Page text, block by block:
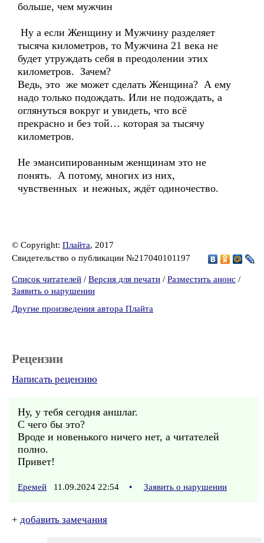
больше, чем мужчин
Ну а если Женщину и Мужчину разделяет
тысяча километров, то Мужчина 21 века не
будет утруждать себя в преодолении этих
километров. Зачем?
Ведь, это же может сделать Женщина? А ему
надо только подождать. Или не подождать, а
оглянуться вокруг и увидеть, что всё
прекрасно и без той… которая за тысячу
километров.
Не эмансипированным женщинам это не
понять. А потому, многих из них,
чувственных и нежных, ждёт одиночество.
© Copyright: Плайта, 2017
Свидетельство о публикации №217040101197
Список читателей / Версия для печати / Разместить анонс /
Заявить о нарушении
Другие произведения автора Плайта
Рецензии
Написать рецензию
Ну, у тебя сегодня аншлаг.
С чего бы это?
Вроде и новенького ничего нет, а читателей
полно.
Привет!
Еремей 11.09.2024 22:54 • Заявить о нарушении
+ добавить замечания